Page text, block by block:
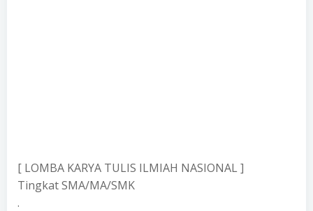
[ LOMBA KARYA TULIS ILMIAH NASIONAL ]
Tingkat SMA/MA/SMK
.